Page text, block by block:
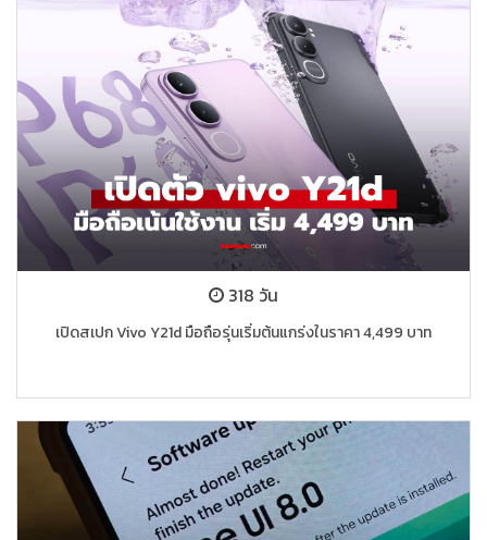
318 วัน
เปิดสเปก Vivo Y21d มือถือรุ่นเริ่มต้นแกร่งในราคา 4,499 บาท